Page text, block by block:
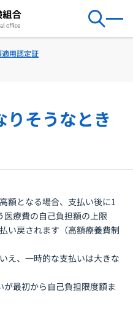
適用認定証
りそうなとき
額となる場合、支払い後に1
療費の自己負担額の上限
い戻されます（高額療養費制
え、一時的な支払いは大きな
最初から自己負担限度額ま